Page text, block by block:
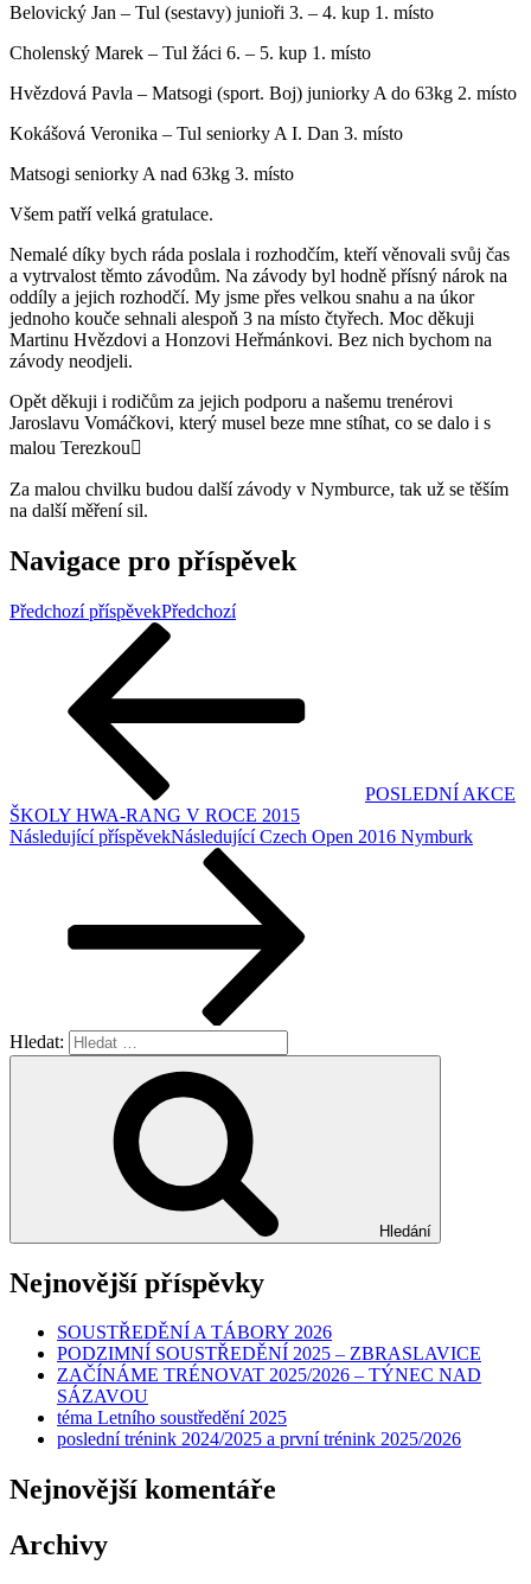
Belovický Jan – Tul (sestavy) junioři 3. – 4. kup 1. místo
Cholenský Marek – Tul žáci 6. – 5. kup 1. místo
Hvězdová Pavla – Matsogi (sport. Boj) juniorky A do 63kg 2. místo
Kokášová Veronika – Tul seniorky A I. Dan 3. místo
Matsogi seniorky A nad 63kg 3. místo
Všem patří velká gratulace.
Nemalé díky bych ráda poslala i rozhodčím, kteří věnovali svůj čas
a vytrvalost těmto závodům. Na závody byl hodně přísný nárok na
oddíly a jejich rozhodčí. My jsme přes velkou snahu a na úkor
jednoho kouče sehnali alespoň 3 na místo čtyřech. Moc děkuji
Martinu Hvězdovi a Honzovi Heřmánkovi. Bez nich bychom na
závody neodjeli.
Opět děkuji i rodičům za jejich podporu a našemu trenérovi
Jaroslavu Vomáčkovi, který musel beze mne stíhat, co se dalo i s
malou Terezkou
Za malou chvilku budou další závody v Nymburce, tak už se těším
na další měření sil.
Navigace pro příspěvek
Předchozí příspěvekPředchozí
POSLEDNÍ AKCE
ŠKOLY HWA-RANG V ROCE 2015
Následující příspěvekNásledující Czech Open 2016 Nymburk
Hledat:
Hledání
Nejnovější příspěvky
SOUSTŘEDĚNÍ A TÁBORY 2026
PODZIMNÍ SOUSTŘEDĚNÍ 2025 – ZBRASLAVICE
ZAČÍNÁME TRÉNOVAT 2025/2026 – TÝNEC NAD
SÁZAVOU
téma Letního soustředění 2025
poslední trénink 2024/2025 a první trénink 2025/2026
Nejnovější komentáře
Archivy